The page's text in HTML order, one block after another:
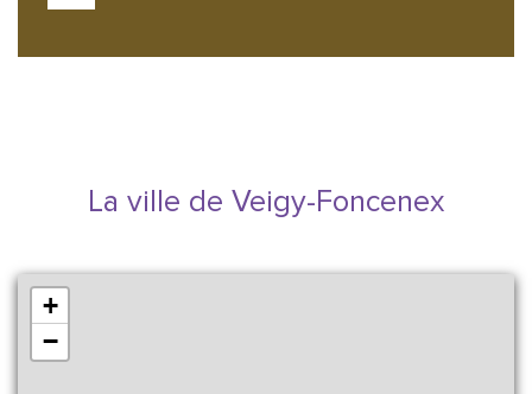
La ville de Veigy-Foncenex
+
−